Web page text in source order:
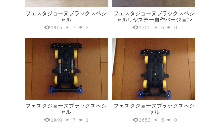
フェスタジョーヌブラックスペシ
ャル
1915 7 3
フェスタジョーヌブラックスペシ
ャルリヤステー自作バージョン
1705 6 0
フェスタジョーヌブラックスペシ
ャル
1940 7 1
フェスタジョーヌブラックスペシ
ャル
1653 5 0